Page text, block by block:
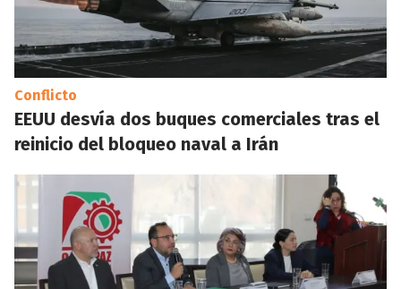
Conflicto
EEUU desvía dos buques comerciales tras el
reinicio del bloqueo naval a Irán